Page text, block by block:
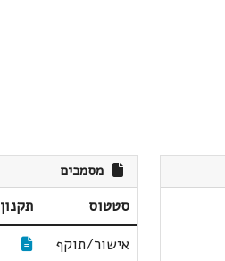
מסמכים
סטטוס תקנון
אישור/תוקף